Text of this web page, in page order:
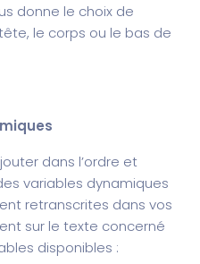
donne le choix de
le corps ou le bas de
dans l’ordre et
variables dynamiques
retranscrites dans vos
sur le texte concerné
disponibles :